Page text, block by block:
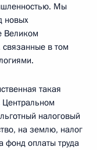
Мы
новых
Великом
в том
такая
налоговый
на землю, налог
фонд оплаты труда